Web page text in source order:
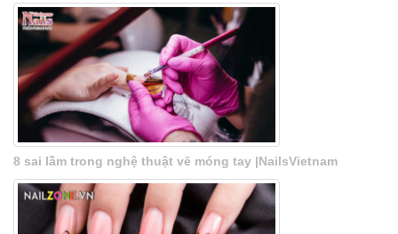
8 sai lầm trong nghệ thuật vẽ móng tay |NailsVietnam